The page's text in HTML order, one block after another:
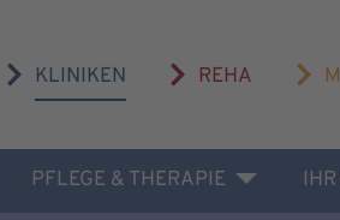
KLINIKEN REHA
PFLEGE & THERAPIE